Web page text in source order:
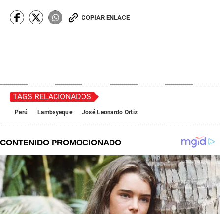
COPIAR ENLACE
TAGS RELACIONADOS
Perú Lambayeque José Leonardo Ortiz